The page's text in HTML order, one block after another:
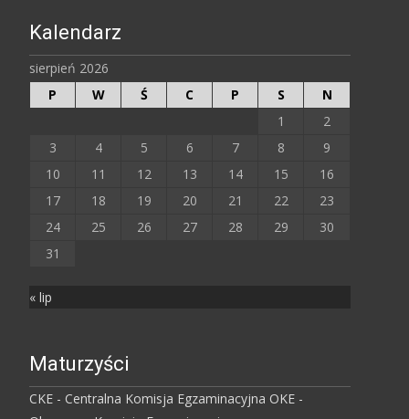
Kalendarz
sierpień 2026
P
W Ś C P S
N
1
2
3
4 5 6 7 8
9
10
11 12 13 14 15
16
17
18 19 20 21 22
23
24
25 26 27 28 29
30
31
« lip
Maturzyści
CKE - Centralna Komisja Egzaminacyjna OKE -